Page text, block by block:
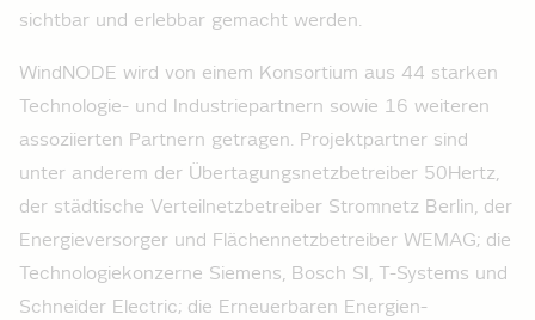
sichtbar und erlebbar gemacht werden.
WindNODE wird von einem Konsortium aus 44 starken
Technologie- und Industriepartnern sowie 16 weiteren
assoziierten Partnern getragen. Projektpartner sind
unter anderem der Übertagungsnetzbetreiber 50Hertz,
der städtische Verteilnetzbetreiber Stromnetz Berlin, der
Energieversorger und Flächennetzbetreiber WEMAG; die
Technologiekonzerne Siemens, Bosch SI, T-Systems und
Schneider Electric; die Erneuerbaren Energien-